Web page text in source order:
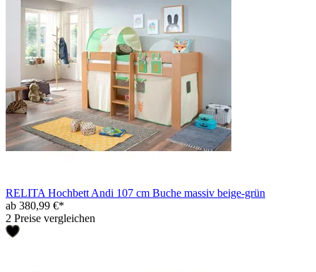
RELITA Hochbett Andi 107 cm Buche massiv beige-grün
ab 380,99 €*
2 Preise vergleichen